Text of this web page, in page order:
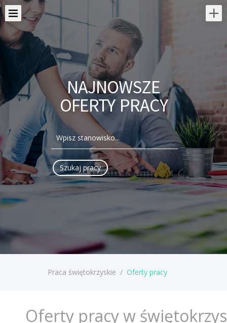
NAJNOWSZE
OFERTY PRACY
Praca świętokrzyskie / Oferty pracy
Oferty pracy w